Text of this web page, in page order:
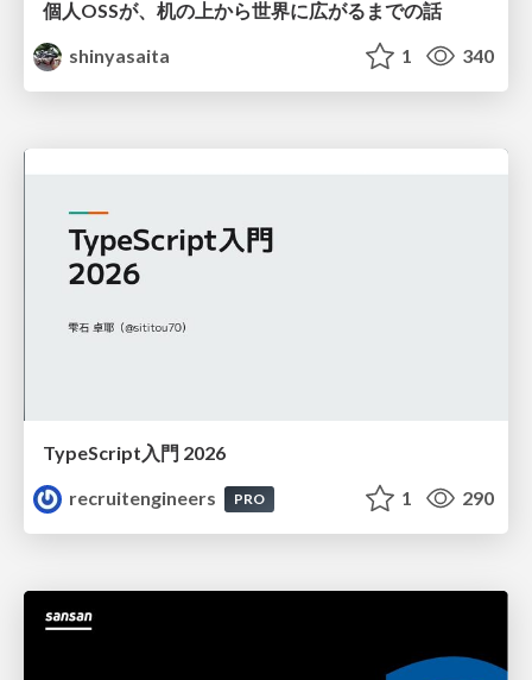
個人OSSが、机の上から世界に広がるまでの話
shinyasaita
1 340
TypeScript入門 2026
recruitengineers
PRO 1 290